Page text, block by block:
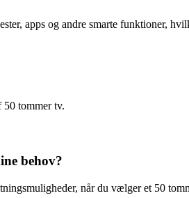
apps og andre smarte funktioner,
50 tommer tv.
behov?
når du vælger et 50